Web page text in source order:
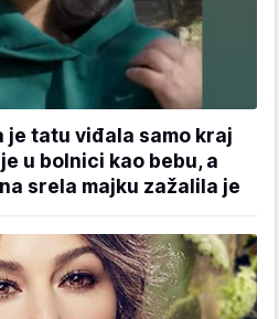
je tatu viđala samo kraj
u bolnici kao bebu, a
srela majku zažalila je